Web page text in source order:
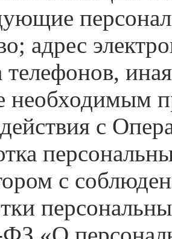
адрес
телефонов,
необходимым
с
с